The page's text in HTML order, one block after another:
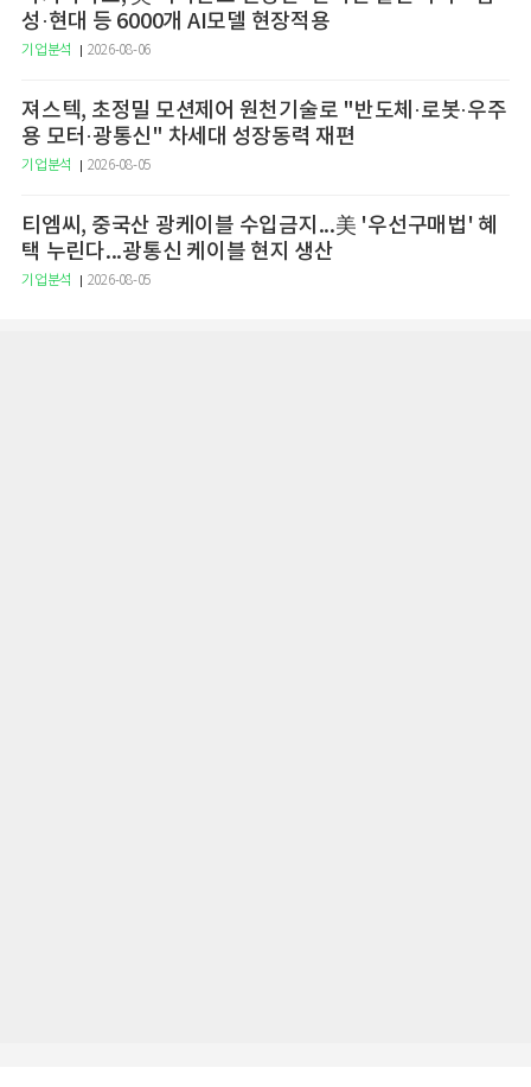
성·현대 등 6000개 AI모델 현장적용
기업분석 2026-08-06
져스텍, 초정밀 모션제어 원천기술로 "반도체·로봇·우주
용 모터·광통신" 차세대 성장동력 재편
기업분석 2026-08-05
티엠씨, 중국산 광케이블 수입금지...美 '우선구매법' 혜
택 누린다...광통신 케이블 현지 생산
기업분석 2026-08-05